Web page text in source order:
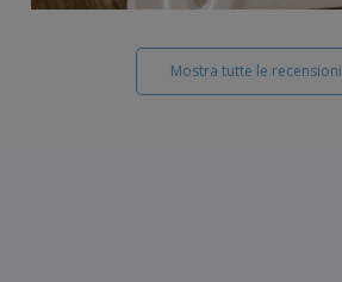
Mostra tutte le recensioni